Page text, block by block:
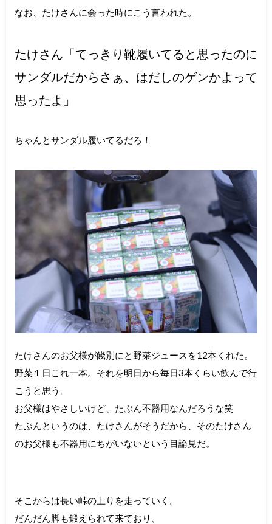
なお、たけさんに会った時にこう言われた。
たけさん「てっきり靴履いてると思ったのに
サンダルだからさぁ、はだしのゲンかよって
思ったよ」
ちゃんとサンダル履いてるだろ！
たけさんのお父様が餞別にと野菜ジュースを12本くれた。
野菜１日これ一本。それを明日から毎日3本くらい飲んで行
こうと思う。
お父様はやさしいけど、たぶん不器用なんだろうな笑
たぶんというのは、たけさんがそうだから、そのたけさん
のお父様も不器用にちがいないという目論見だ。
そこからは長い峠の上りを走っていく。
だんだん脚も鍛えられて来ており、